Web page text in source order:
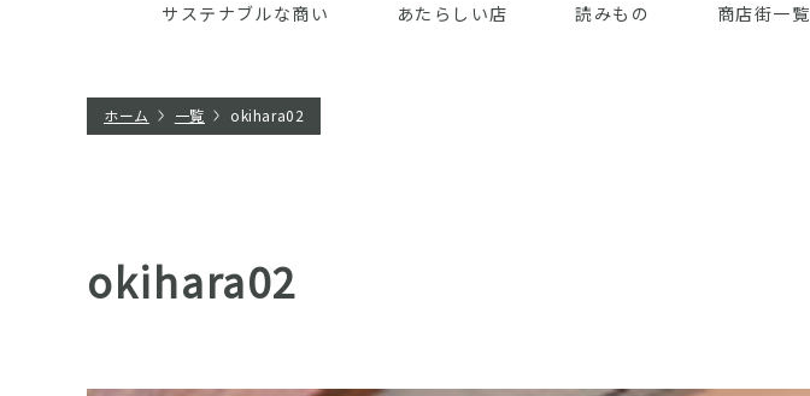
サステナブルな商い あたらしい店 読みもの 商店街一覧
ホーム 一覧 okihara02
okihara02